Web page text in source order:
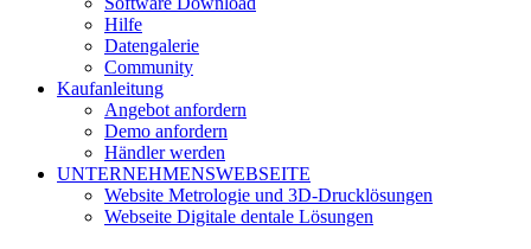
Hilfe
Datengalerie
Community
Kaufanleitung
Angebot anfordern
Demo anfordern
Händler werden
UNTERNEHMENSWEBSEITE
Website Metrologie und 3D-Drucklösungen
Webseite Digitale dentale Lösungen